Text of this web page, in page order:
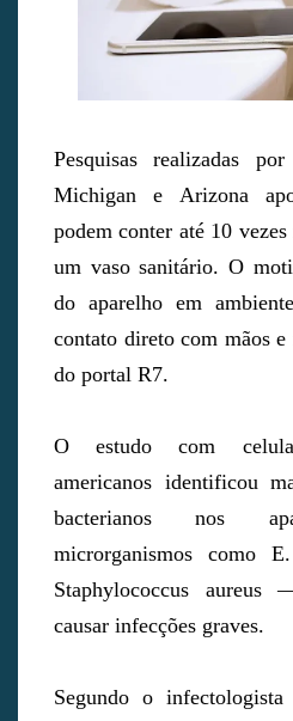
Pesquisas realizadas
Michigan e Arizona
podem conter até 10
um vaso sanitário. O
do aparelho em
contato direto com mãos
do portal R7.
O estudo com
americanos identificou
bacterianos nos
microrganismos como
Staphylococcus aureus
causar infecções graves.
Segundo o